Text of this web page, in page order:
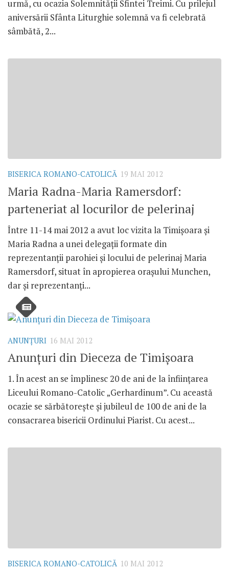
urmă, cu ocazia Solemnităţii Sfintei Treimi. Cu prilejul
aniversării Sfânta Liturghie solemnă va fi celebrată
sâmbătă, 2...
BISERICA ROMANO-CATOLICĂ 19 MAI 2012
Maria Radna-Maria Ramersdorf:
parteneriat al locurilor de pelerinaj
Între 11-14 mai 2012 a avut loc vizita la Timişoara şi
Maria Radna a unei delegaţii formate din
reprezentanţii parohiei şi locului de pelerinaj Maria
Ramersdorf, situat în apropierea oraşului Munchen,
dar şi reprezentanţi...
ANUNŢURI 16 MAI 2012
Anunţuri din Dieceza de Timişoara
1. În acest an se împlinesc 20 de ani de la înfiinţarea
Liceului Romano-Catolic „Gerhardinum”. Cu această
ocazie se sărbătoreşte şi jubileul de 100 de ani de la
consacrarea bisericii Ordinului Piarist. Cu acest...
BISERICA ROMANO-CATOLICĂ 10 MAI 2012